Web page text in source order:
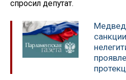
спросил депутат.